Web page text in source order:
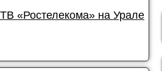
«Ростелекома» на Урале